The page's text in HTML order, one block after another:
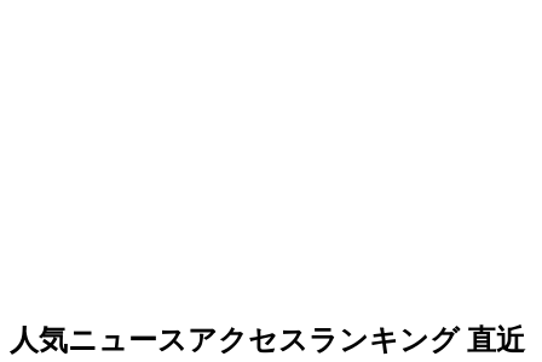
人気ニュースアクセスランキング 直近